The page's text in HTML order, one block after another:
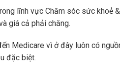
lĩnh vực Chăm sóc sức khoẻ
giá cả phải chăng.
Medicare vì ở đây luôn có
đặc biệt.